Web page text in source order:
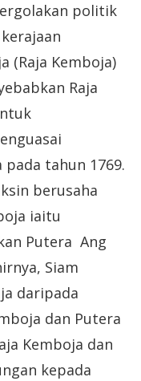
politik
(Raja Kemboja)
Raja
tahun 1769.
berusaha
iaitu
Putera Ang
Siam
daripada
dan Putera
Kemboja dan
kepada